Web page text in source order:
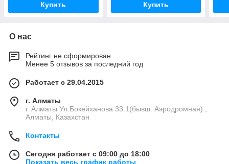
Купить Купить
О нас
Рейтинг не сформирован
Менее 5 отзывов за последний год
Работает с 29.04.2015
г. Алматы
г. Алматы Ул.Бокейханова 33.1(бывш. Аэродромная) ,
Алматы, Казахстан
Контакты
Сегодня работает с 09:00 до 18:00
Показать весь график работы